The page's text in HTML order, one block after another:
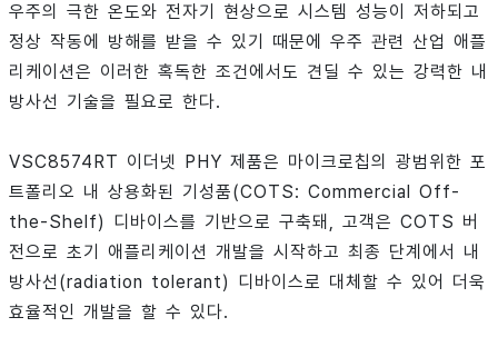
우주의 극한 온도와 전자기 현상으로 시스템 성능이 저하되고
정상 작동에 방해를 받을 수 있기 때문에 우주 관련 산업 애플
리케이션은 이러한 혹독한 조건에서도 견딜 수 있는 강력한 내
방사선 기술을 필요로 한다.
VSC8574RT 이더넷 PHY 제품은 마이크로칩의 광범위한 포
트폴리오 내 상용화된 기성품(COTS: Commercial Off-
the-Shelf) 디바이스를 기반으로 구축돼, 고객은 COTS 버
전으로 초기 애플리케이션 개발을 시작하고 최종 단계에서 내
방사선(radiation tolerant) 디바이스로 대체할 수 있어 더욱
효율적인 개발을 할 수 있다.